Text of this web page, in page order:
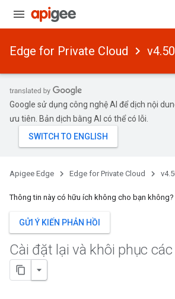
Edge for Private Cloud
Google sử dụng công nghệ AI để dịch nội
ưu tiên. Bản dịch bằng AI có thể có lỗi.
Apigee Edge Edge for Private Cloud
Thông tin này có hữu ích không cho bạn không?
GỬI Ý KIẾN PHẢN HỒI
Cài đặt lại và khôi phục